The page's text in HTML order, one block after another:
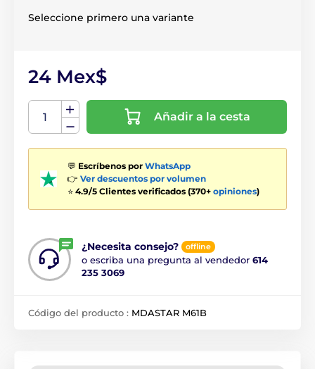
Seleccione primero una variante
24 Mex$
Añadir a la cesta
💬 Escríbenos por WhatsApp
👉 Ver descuentos por volumen
⭐ 4.9/5 Clientes verificados (370+ opiniones)
¿Necesita consejo? offline
o escriba una pregunta al vendedor 614
235 3069
Código del producto : MDASTAR M61B